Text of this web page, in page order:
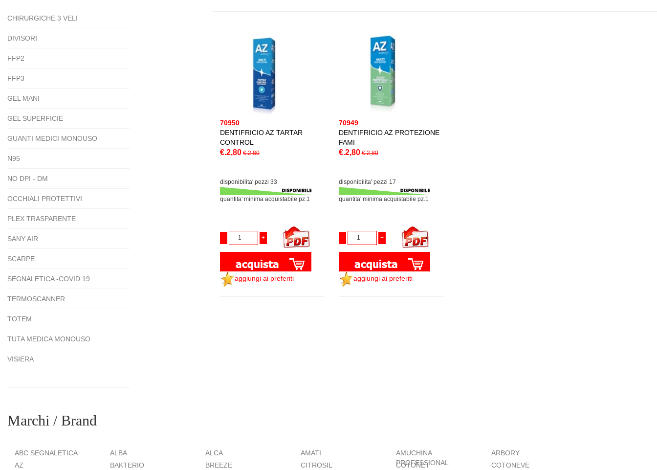
CHIRURGICHE 3 VELI
DIVISORI
FFP2
FFP3
GEL MANI
GEL SUPERFICIE
GUANTI MEDICI MONOUSO
N95
NO DPI - DM
OCCHIALI PROTETTIVI
PLEX TRASPARENTE
SANY AIR
SCARPE
SEGNALETICA -COVID 19
TERMOSCANNER
TOTEM
TUTA MEDICA MONOUSO
VISIERA
70950
DENTIFRICIO AZ TARTAR
CONTROL
€.2,80 €.2,80
disponibilita' pezzi 33
quantita' minima acquistabile pz.1
aggiungi ai preferiti
70949
DENTIFRICIO AZ PROTEZIONE
FAMI
€.2,80 €.2,80
disponibilita' pezzi 17
quantita' minima acquistabile pz.1
aggiungi ai preferiti
Marchi / Brand
ABC SEGNALETICA ALBA ALCA AMATI
AMUCHINA
PROFESSIONAL
ARBORY
AZ
BAKTERIO BREEZE CITROSIL COTONET
COTONEVE